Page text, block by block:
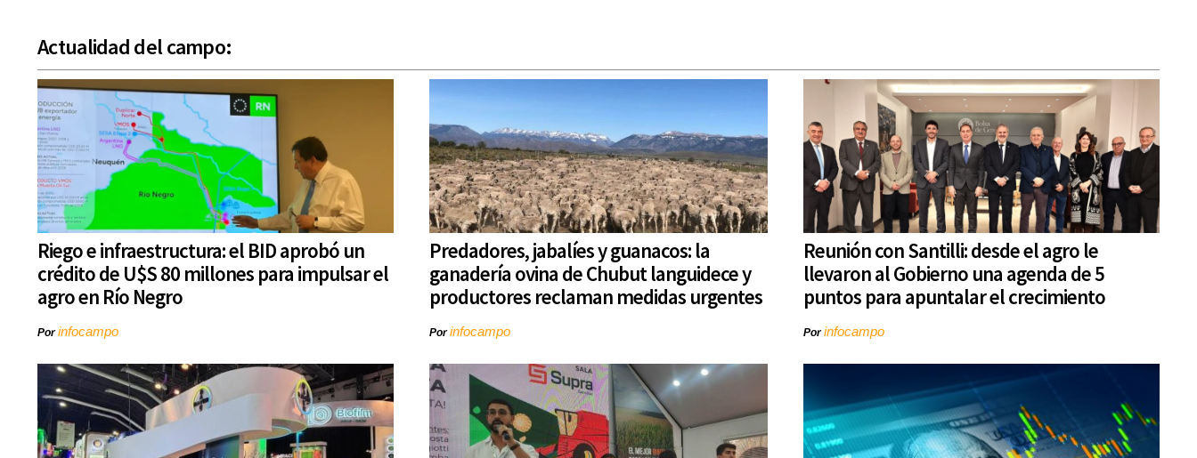
Actualidad del campo:
Riego e infraestructura: el BID aprobó un
crédito de U$S 80 millones para impulsar el
agro en Río Negro
Porinfocampo
Predadores, jabalíes y guanacos: la
ganadería ovina de Chubut languidece y
productores reclaman medidas urgentes
Porinfocampo
Reunión con Santilli: desde el agro le
llevaron al Gobierno una agenda de 5
puntos para apuntalar el crecimiento
Porinfocampo